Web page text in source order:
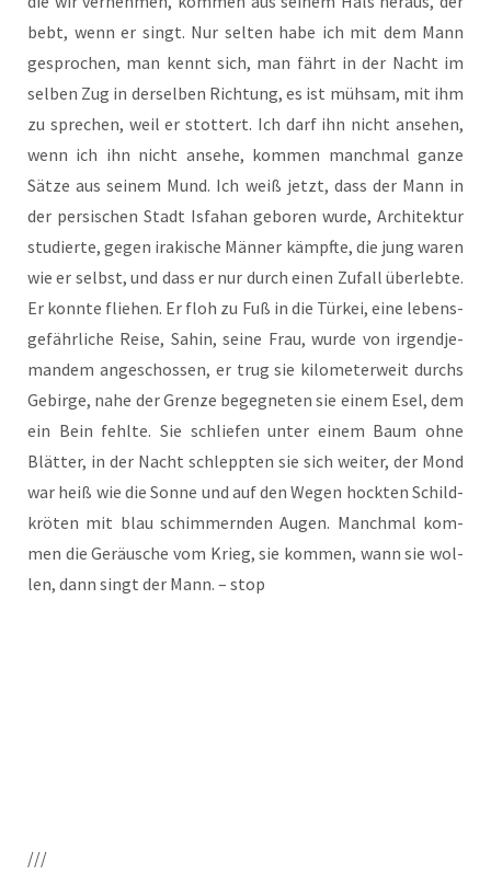
bebt, wenn er singt. Nur sel­ten habe ich mit dem Mann
gespro­chen, man kennt sich, man fährt in der Nacht im
sel­ben Zug in der­sel­ben Rich­tung, es ist müh­sam, mit ihm
zu spre­chen, weil er stot­tert. Ich darf ihn nicht anse­hen,
wenn ich ihn nicht anse­he, kom­men manch­mal gan­ze
Sät­ze aus sei­nem Mund. Ich weiß jetzt, dass der Mann in
der per­si­schen Stadt Isfa­han gebo­ren wur­de, Archi­tek­tur
stu­dier­te, gegen ira­ki­sche Män­ner kämpf­te, die jung waren
wie er selbst, und dass er nur durch einen Zufall über­leb­te.
Er konn­te flie­hen. Er floh zu Fuß in die Tür­kei, eine lebens­
ge­fähr­li­che Rei­se, Sahin, sei­ne Frau, wur­de von irgend­je­
man­dem ange­schos­sen, er trug sie kilo­me­ter­weit durchs
Gebir­ge, nahe der Gren­ze begeg­ne­ten sie einem Esel, dem
ein Bein fehl­te. Sie schlie­fen unter einem Baum ohne
Blät­ter, in der Nacht schlepp­ten sie sich wei­ter, der Mond
war heiß wie die Son­ne und auf den Wegen hock­ten Schild­
krö­ten mit blau schim­mern­den Augen. Manch­mal kom­
men die Geräu­sche vom Krieg, sie kom­men, wann sie wol­
len, dann singt der Mann. – stop
///